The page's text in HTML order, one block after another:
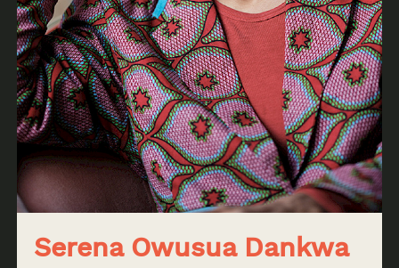
Serena Owusua Dankwa